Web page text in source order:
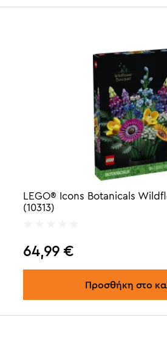
LEGO® Icons Botanicals
(10313)
64,99 €
Προσθήκη στο